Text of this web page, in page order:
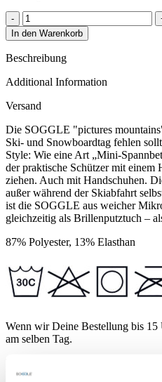
SOGGLE
pictures
mountains
quantity
In den Warenkorb
Beschreibung
Additional Information
Versand
Die SOGGLE "pictures
Ski- und Snowboardtag fehlen
Style: Wie eine Art „Mini-
der praktische Schützer mit
ziehen. Auch mit Handschuhen.
außer während der Skiabfahrt
ist die SOGGLE aus weicher
gleichzeitig als Brillenputztuch –
87% Polyester, 13% Elasthan
Wenn wir Deine Bestellung bis 15
am selben Tag.
Normalerweise ist Deine
Dir Zuhause. Ins europäische